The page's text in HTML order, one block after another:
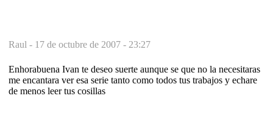
Raul - 17 de octubre de 2007 - 23:27
Enhorabuena Ivan te deseo suerte aunque se que no la necesitaras
me encantara ver esa serie tanto como todos tus trabajos y echare
de menos leer tus cosillas